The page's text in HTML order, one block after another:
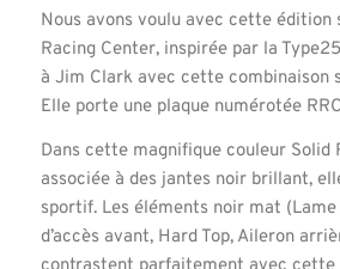
Nous avons voulu avec cette édition
Racing Center, inspirée par la
à Jim Clark avec cette combinaison
Elle porte une plaque numérotée
Dans cette magnifique couleur Solid
associée à des jantes noir brillant,
sportif. Les éléments noir mat (Lame
d’accès avant, Hard Top, Aileron